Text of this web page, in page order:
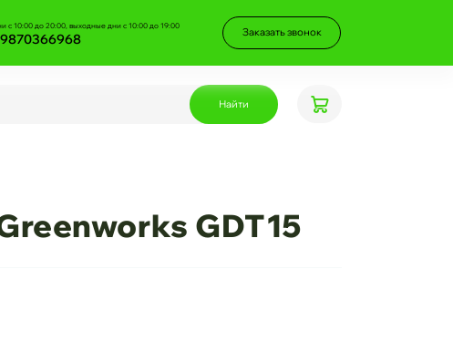
с 10:00 до 20:00, выходные дни с 10:00 до 19:00
Заказать звонок
Найти
GDT15